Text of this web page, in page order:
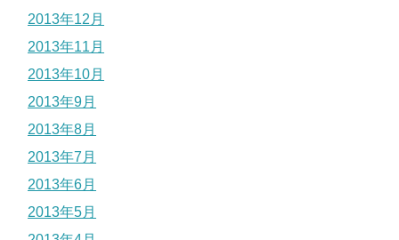
2013年12月
2013年11月
2013年10月
2013年9月
2013年8月
2013年7月
2013年6月
2013年5月